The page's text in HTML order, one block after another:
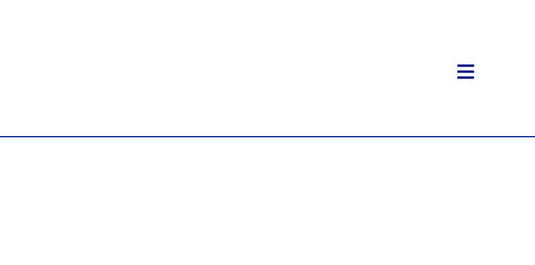
Toggle